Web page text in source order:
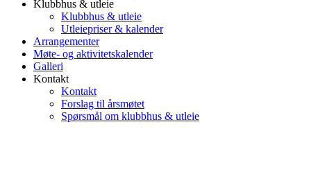
Klubbhus & utleie
Klubbhus & utleie
Utleiepriser & kalender
Arrangementer
Møte- og aktivitetskalender
Galleri
Kontakt
Kontakt
Forslag til årsmøtet
Spørsmål om klubbhus & utleie